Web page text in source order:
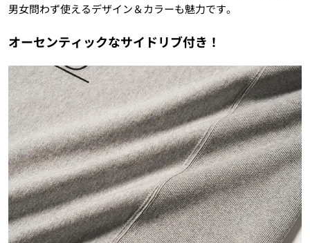
男女問わず使えるデザイン＆カラーも魅力です。
オーセンティックなサイドリブ付き！